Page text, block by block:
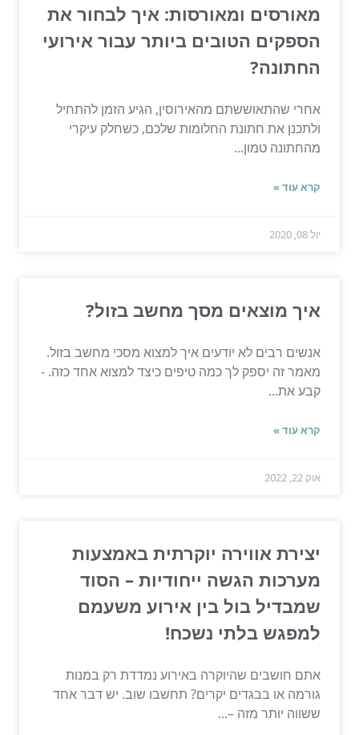
מאורסים ומאורסות: איך לבחור את
הספקים הטובים ביותר עבור אירועי
החתונה?
אחרי שהתאוששתם מהאירוסין, הגיע הזמן להתחיל
ולתכנן את חתונת החלומות שלכם, כשחלק עיקרי
מהחתונה טמון...
קרא עוד »
יול 08, 2020
איך מוצאים מסך מחשב בזול?
אנשים רבים לא יודעים איך למצוא מסכי מחשב בזול.
מאמר זה יספק לך כמה טיפים כיצד למצוא אחד כזה. -
קבע את...
קרא עוד »
אוק 22, 2022
יצירת אווירה יוקרתית באמצעות
מערכות הגשה ייחודיות – הסוד
שמבדיל בול בין אירוע משעמם
למפגש בלתי נשכח!
אתם חושבים שהיוקרה באירוע נמדדת רק במנות
גורמה או בבגדים יקרים? תחשבו שוב. יש דבר אחד
ששווה יותר מזה –...